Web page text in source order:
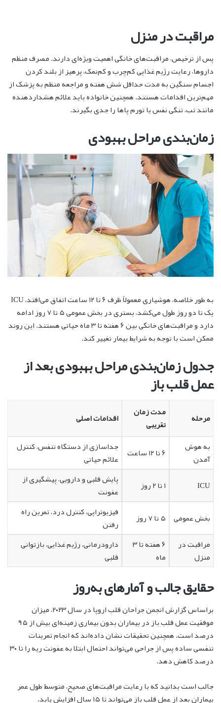
مراقبت در منزل
پس از ترخیص، مراقبت‌های خانگی اهمیت ویژه‌ای دارند. مصرف منظم
داروها، رعایت رژیم غذایی کم‌چرب و کم‌نمک، پرهیز از بلند کردن
اجسام سنگین به مدت حداقل شش هفته و مراجعه منظم به پزشک از
مهم‌ترین اقدامات هستند. همچنین خانواده باید علائم هشداردهنده
مانند تب، تنگی نفس یا تورم پاها را جدی بگیرند.
زمان‌بندی مراحل بهبودی
به طور خلاصه، هوشیاری معمولاً ظرف ۶ تا ۱۲ ساعت اتفاق می‌افتد، ICU
یک تا دو روز طول می‌کشد، بستری در بخش عمومی ۵ تا ۷ روز ادامه
دارد و مراقبت‌های خانگی بین ۶ هفته تا ۳ ماه حیاتی هستند. این روند
ممکن است با توجه به شرایط بیمار تغییر کند.
جدول زمان‌بندی مراحل بهبودی بعد از
عمل قلب باز
مرحله
مدت زمان
تقریبی
اقدامات اصلی
به هوش
آمدن
۶ تا ۱۲ ساعت
جداسازی از دستگاه تنفس، کنترل
علائم حیاتی
ICU
۱ تا ۲ روز
پایش قلبی و دارویی، پیشگیری از
عفونت
بخش عمومی ۵ تا ۷ روز
فیزیوتراپی، کنترل درد، تمرین راه
رفتن
مراقبت در
منزل
۶ هفته تا ۳
ماه
دارودرمانی، رژیم غذایی، بازتوانی
قلبی
حقایق جالب و آمارهای به‌روز
براساس گزارش انجمن جراحان قلب اروپا در سال ۲۰۲۳، میزان
موفقیت عمل قلب باز در بیماران بدون بیماری زمینه‌ای بیش از ۹۵
درصد است. همچنین تحقیقات نشان داده‌اند که انجام تمرینات
تنفسی ساده پس از جراحی می‌تواند احتمال ابتلا به عفونت ریه را تا ۳۰
درصد کاهش دهد.
جالب است بدانید که با رعایت مراقبت‌های صحیح، متوسط طول عمر
بیماران بعد از عمل قلب باز می‌تواند تا ۱۵ سال افزایش یابد.